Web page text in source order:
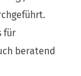
für
beratend